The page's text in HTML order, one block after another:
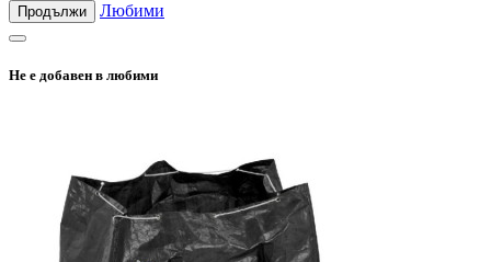
Продължи Любими
Не е добавен в любими